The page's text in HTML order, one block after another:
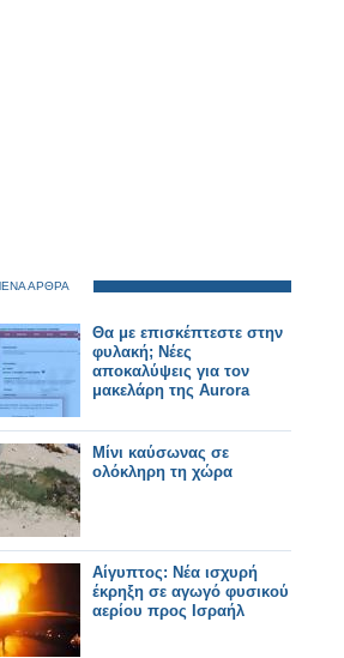
ΑΡΘΡΑ
Θα με επισκέπτεστε στην
φυλακή; Νέες
αποκαλύψεις για τον
μακελάρη της Aurora
Μίνι καύσωνας σε
ολόκληρη τη χώρα
Αίγυπτος: Νέα ισχυρή
έκρηξη σε αγωγό φυσικού
αερίου προς Ισραήλ